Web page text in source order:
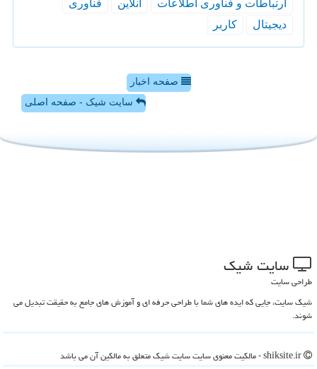
ارتباطات و فناوری اطلاعات
آنلاین
فناوری
دیجیتال
كاربر
صفحه اخبار
سایت شیک - صفحه اصلی
سایت شیك
طراحی سایت
شیک سایت، جایی که ایده های شما با طراحی حرفه ای و آموزش های جامع به حقیقت تبدیل می
شوند.